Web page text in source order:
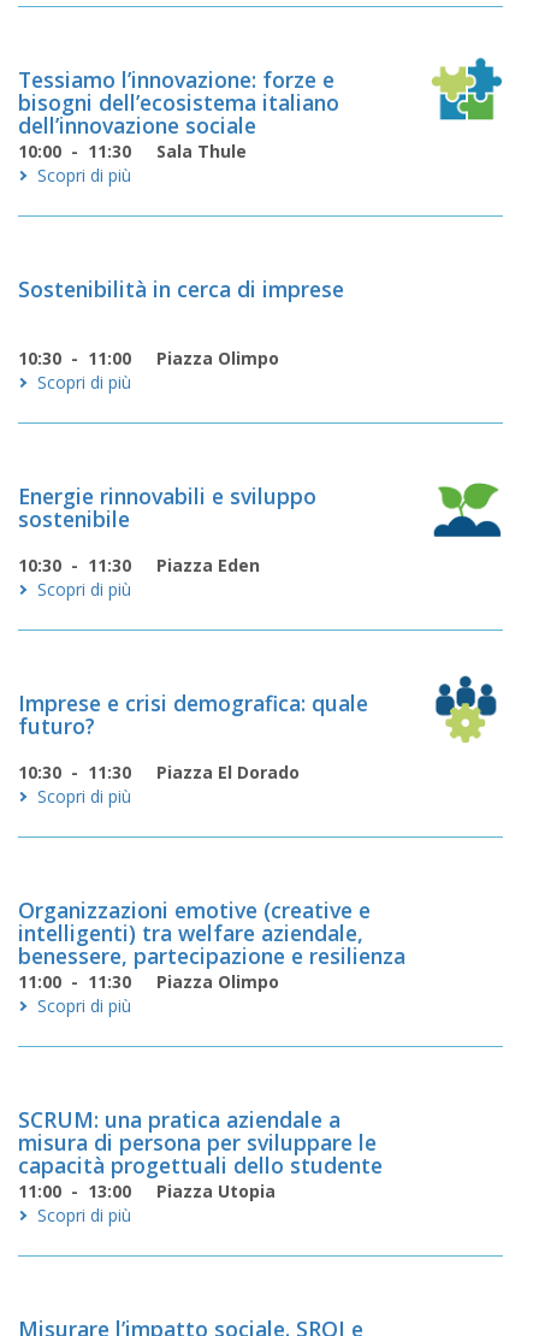
Tessiamo l’innovazione: forze e
bisogni dell’ecosistema italiano
dell’innovazione sociale
10:00 - 11:30
Sala Thule
Scopri di più
Sostenibilità in cerca di imprese
10:30 - 11:00
Piazza Olimpo
Scopri di più
Energie rinnovabili e sviluppo
sostenibile
10:30 - 11:30
Piazza Eden
Scopri di più
Imprese e crisi demografica: quale
futuro?
10:30 - 11:30
Piazza El Dorado
Scopri di più
Organizzazioni emotive (creative e
intelligenti) tra welfare aziendale,
benessere, partecipazione e resilienza
11:00 - 11:30
Piazza Olimpo
Scopri di più
SCRUM: una pratica aziendale a
misura di persona per sviluppare le
capacità progettuali dello studente
11:00 - 13:00
Piazza Utopia
Scopri di più
Misurare l’impatto sociale. SROI e